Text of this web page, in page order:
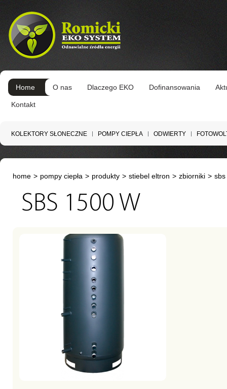
Home O nas Dlaczego EKO Dofinansowania
Kontakt
KOLEKTORY SŁONECZNE POMPY CIEPŁA ODWIERTY
home > pompy ciepła > produkty > stiebel eltron > zbiorniki > sbs
SBS 1500 W